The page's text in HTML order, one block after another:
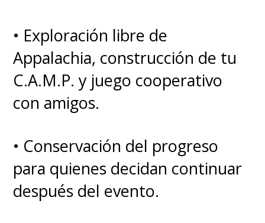
• Exploración libre de
Appalachia, construcción de tu
C.A.M.P. y juego cooperativo
con amigos.
• Conservación del progreso
para quienes decidan continuar
después del evento.